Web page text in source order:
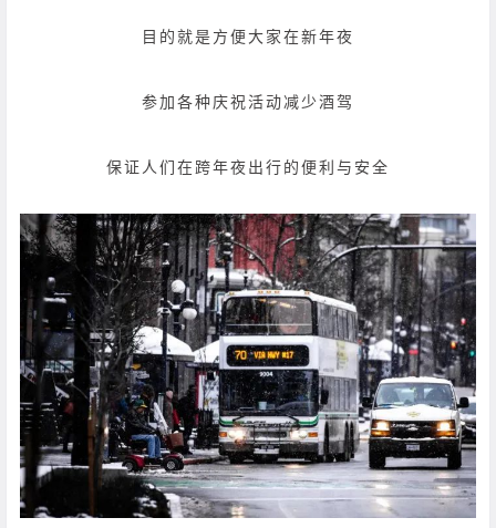
目的就是方便大家在新年夜
参加各种庆祝活动减少酒驾
保证人们在跨年夜出行的便利与安全